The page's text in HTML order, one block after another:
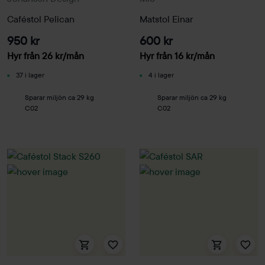
Caféstol Pelican
950 kr
Hyr från 26 kr/mån
37 i lager
Sparar miljön ca 29 kg
C02
Matstol Einar
600 kr
Hyr från 16 kr/mån
4 i lager
Sparar miljön ca 29 kg
C02